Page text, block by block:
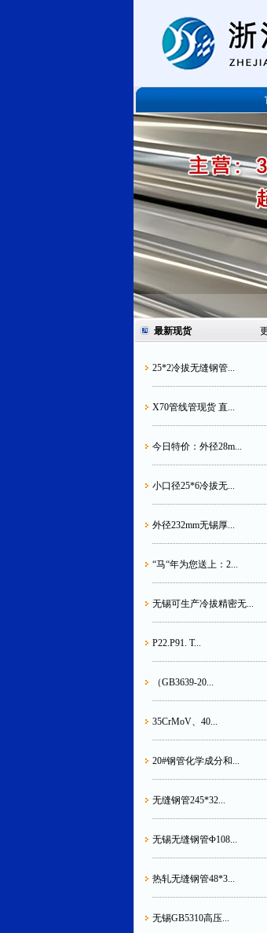
最新现货
25*2冷拔无缝钢管...
X70管线管现货 直...
今日特价：外径28m...
小口径25*6冷拔无...
外径232mm无锡厚...
“马“年为您送上：2...
无锡可生产冷拔精密无...
P22.P91. T...
（GB3639-20...
35CrMoV、40...
20#钢管化学成分和...
无缝钢管245*32...
无锡无缝钢管Φ108...
热轧无缝钢管48*3...
无锡GB5310高压...